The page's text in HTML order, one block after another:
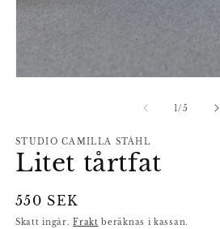
1 /av
5
STUDIO CAMILLA STÅHL
Litet tårtfat
Ordinarie
pris
550 SEK
Skatt ingår.Frakt beräknas i kassan.